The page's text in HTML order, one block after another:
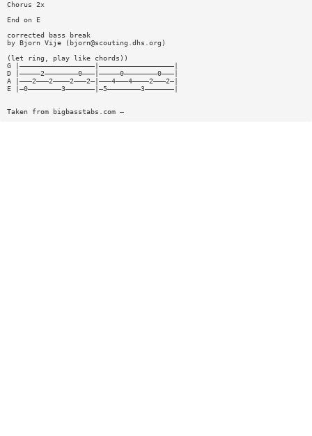
Chorus 2x
End on E
corrected bass break
by Bjorn Vije ( bjorn@scouting.dhs.org )
(let ring, play like chords))
G |——————————————————|——————————————————|
D |—————2————————0———|—————0————————0———|
A |———2———2————2———2—|———4———4————2———2—|
E |—0————————3———————|—5————————3———————|
Taken from bigbasstabs.com —